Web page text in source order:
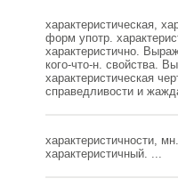
характеристическая,
форм употр.
характеристично.
кого-что-н. свойства.
характеристическая
справедливости и
характеристичности,
характеристичный. ...